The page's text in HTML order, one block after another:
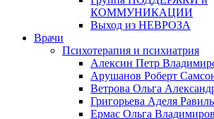
КОММУНИКАЦИИ
Выход из НЕВРОЗА
Врачи
Психотерапия и психиатрия
Алексин Петр
Арушанов Роберт
Ветрова Ольга
Григорьева Аделя
Ермас Ольга